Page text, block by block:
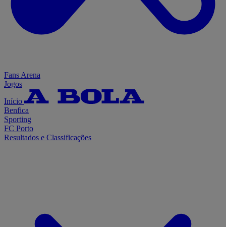
Fans Arena
Jogos
Início
Benfica
Sporting
FC Porto
Resultados e Classificações